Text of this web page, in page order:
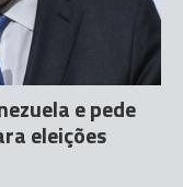
e pede
eleições